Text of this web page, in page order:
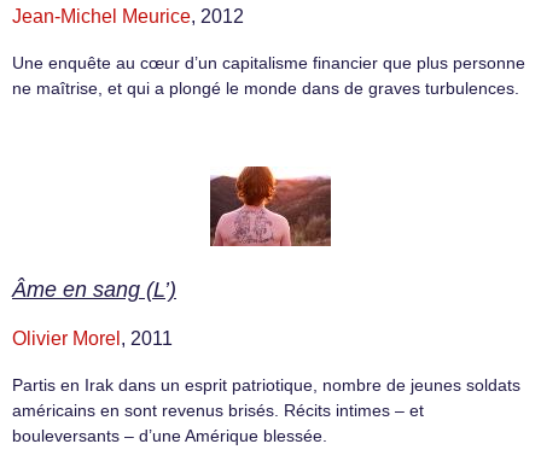
Jean-Michel Meurice, 2012
Une enquête au cœur d’un capitalisme financier que plus personne
ne maîtrise, et qui a plongé le monde dans de graves turbulences.
Âme en sang (L’)
Olivier Morel , 2011
Partis en Irak dans un esprit patriotique, nombre de jeunes soldats
américains en sont revenus brisés. Récits intimes – et
bouleversants – d’une Amérique blessée.